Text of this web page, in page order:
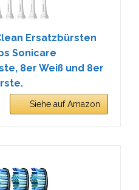
Ersatzbürsten
Sonicare
8er Weiß und 8er
Siehe auf Amazon